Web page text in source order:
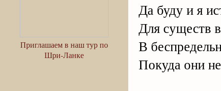
Приглашаем в наш тур по
Шри-Ланке
Да буду и я
Для существ
В
Покуда они